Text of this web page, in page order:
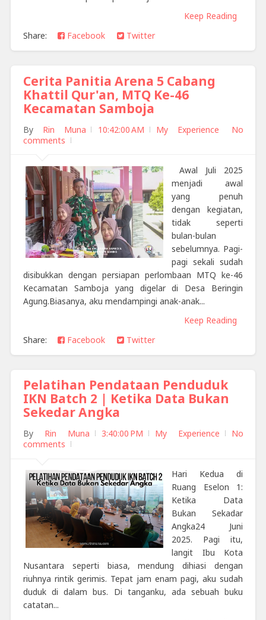
Keep Reading
Share:
Facebook Twitter
Cerita Panitia Arena 5 Cabang
Khattil Qur'an, MTQ Ke-46
Kecamatan Samboja
By Rin Muna 10:42:00 AM My Experience
No
comments
Awal Juli 2025
menjadi awal
yang penuh
dengan kegiatan,
tidak seperti
bulan-bulan
sebelumnya. Pagi-
pagi sekali sudah
disibukkan dengan persiapan perlombaan MTQ ke-46
Kecamatan Samboja yang digelar di Desa Beringin
Agung.Biasanya, aku mendampingi anak-anak...
Keep Reading
Share:
Facebook Twitter
Pelatihan Pendataan Penduduk
IKN Batch 2 | Ketika Data Bukan
Sekedar Angka
By Rin Muna 3:40:00 PM My Experience
No
comments
Hari Kedua di
Ruang Eselon 1:
Ketika Data
Bukan Sekadar
Angka24 Juni
2025. Pagi itu,
langit Ibu Kota
Nusantara seperti biasa, mendung dihiasi dengan
riuhnya rintik gerimis. Tepat jam enam pagi, aku sudah
duduk di dalam bus. Di tanganku, ada sebuah buku
catatan...